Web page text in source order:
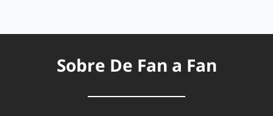
Sobre De Fan a Fan